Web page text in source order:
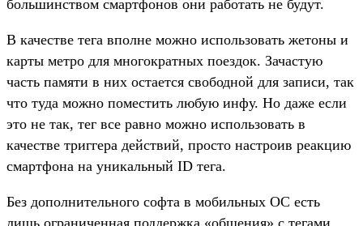
большинством смартфонов они работать не будут.
В качестве тега вполне можно использовать жетоны и
карты метро для многократных поездок. Зачастую
часть памяти в них остается свободной для записи, так
что туда можно поместить любую инфу. Но даже если
это не так, тег все равно можно использовать в
качестве триггера действий, просто настроив реакцию
смартфона на уникальный ID тега.
Без дополнительного софта в мобильных ОС есть